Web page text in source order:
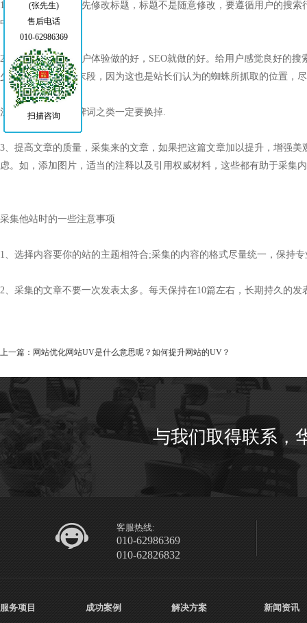
1、标题的修改：首先修改标题，标题不是随意修改，要遵循用户的搜
中
2、内容的修改：用户体验做的好，SEO就做的好。给用户感觉良好的
少要修改掉首段和末段，因为这也是站长们认为的蜘蛛所抓取的位置，
注意：内容如有品牌词之类一定要换掉.
3、提高文章的质量，采集来的文章，如果把这篇文章加以提升，增强
虑。如，添加图片，适当的注释以及引用权威材料，这些都有助于采集
采集他站时的一些注意事项
1、选择内容要你的站的主题相符合;采集的内容的格式尽量统一，保持专
2、采集的文章不要一次发表太多。每天保持在10篇左右，长期持久的发
上一篇： 网站优化网站UV是什么意思呢？如何提升网站的UV？
与我们取得联系，
客服热线:
010-62986369
010-62826832
服务项目 成功案例 解决方案 新闻资讯
(张先生)
售后电话
010-62986369
扫描咨询